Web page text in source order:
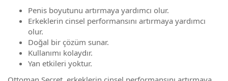
Penis boyutunu artırmaya yardımcı olur.
Erkeklerin cinsel performansını artırmaya yardımcı
olur.
Doğal bir çözüm sunar.
Kullanımı kolaydır.
Yan etkileri yoktur.